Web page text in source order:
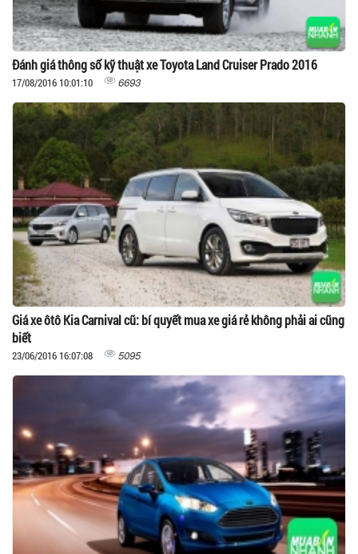
Đánh giá thông số kỹ thuật xe Toyota Land Cruiser Prado 2016
17/08/2016 10:01:10 6693
Giá xe ôtô Kia Carnival cũ: bí quyết mua xe giá rẻ không phải ai cũng
biết
23/06/2016 16:07:08 5095